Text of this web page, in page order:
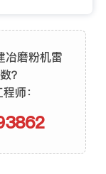
冶磨粉机雷
？
师：